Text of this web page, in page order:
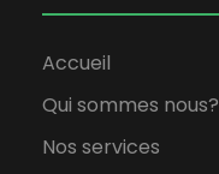
Accueil
Qui sommes nous?
Nos services